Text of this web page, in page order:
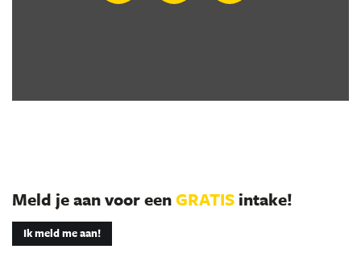
Meld je aan voor eenGRATIS intake!
Ik meld me aan!